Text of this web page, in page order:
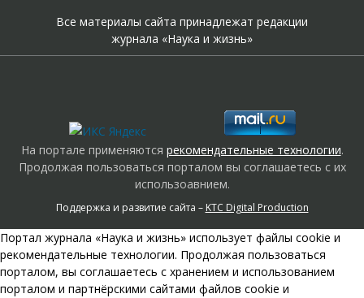
Все материалы сайта принадлежат редакции
журнала «Наука и жизнь»
На портале применяются рекомендательные технологии.
Продолжая пользоваться порталом вы соглашаетесь с их
использоавнием.
Поддержка и развитие сайта – KTC Digital Production
Портал журнала «Наука и жизнь» использует файлы cookie и
рекомендательные технологии. Продолжая пользоваться
порталом, вы соглашаетесь с хранением и использованием
порталом и партнёрскими сайтами файлов cookie и